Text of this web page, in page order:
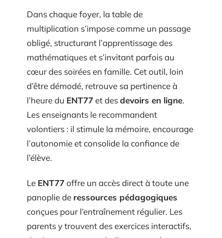
Dans chaque foyer, la table de
multiplication s’impose comme un passage
obligé, structurant l’apprentissage des
mathématiques et s’invitant parfois au
cœur des soirées en famille. Cet outil, loin
d’être démodé, retrouve sa pertinence à
l’heure du ENT77et desdevoirs en ligne.
Les enseignants le recommandent
volontiers : il stimule la mémoire, encourage
l’autonomie et consolide la confiance de
l’élève.
Le ENT77offre un accès direct à toute une
panoplie de ressources pédagogiques
conçues pour l’entraînement régulier. Les
parents y trouvent des exercices interactifs,